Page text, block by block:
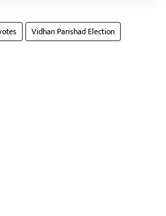
Vidhan Parishad Election